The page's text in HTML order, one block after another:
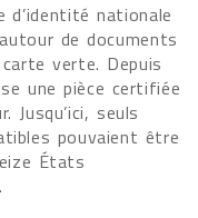
d’identité nationale
de documents
verte. Depuis
une pièce certifiée
Jusqu’ici, seuls
pouvaient être
États